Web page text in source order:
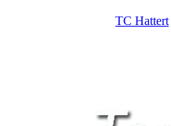
TC Hattert